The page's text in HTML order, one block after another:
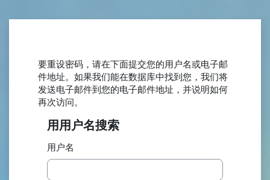
要重设密码，请在下面提交您的用户名或电子邮
件地址。如果我们能在数据库中找到您，我们将
发送电子邮件到您的电子邮件地址，并说明如何
再次访问。
用用户名搜索
用用户名搜索
用户名